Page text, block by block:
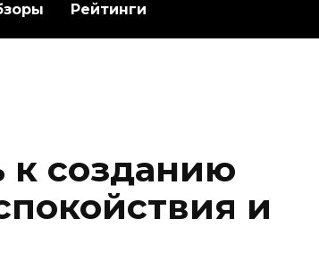
Рейтинги
к созданию
и